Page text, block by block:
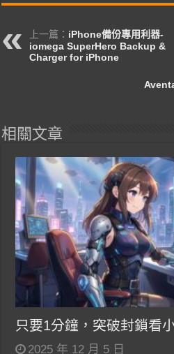
上一篇： iPhone備份專用利器-
iomega SuperHero Backup &
Charger for iPhone
相關文章
只要1分鐘，突破封鎖看
2025 年 12 月 5 日